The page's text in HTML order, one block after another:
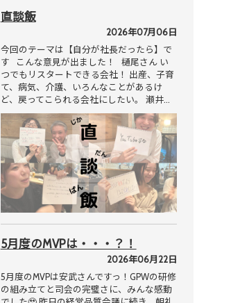
直談飯
2026年07月06日
今回のテーマは【自分が社長だったら】で
す こんな意見が出ました！ 樋尾さん い
つでもリスタートできる会社！ 出産、子育
て、病気、介護、いろんなことがあるけ
ど、戻ってこられる会社にしたい。 瀬井…
5月度のMVPは・・・？！
2026年06月22日
5月度のMVPは安武さんですっ！GPWの研修
の組み立てと司会の完璧さに、みんな感動